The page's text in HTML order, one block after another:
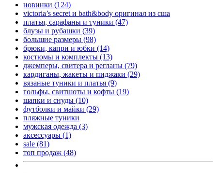
новинки (124)
victoria’s secret и bath&body оригинал из сша
платья, сарафаны и туники (47)
блузы и рубашки (39)
большие размеры (98)
брюки, капри и юбки (14)
костюмы и комплекты (13)
джемперы, свитера и регланы (79)
кардиганы, жакеты и пиджаки (29)
вязаные туники и платья (9)
гольфы, свитшоты и кофты (19)
шапки и снуды (10)
футболки и майки (29)
пляжные туники
мужская одежда (3)
аксессуары (1)
sale (81)
топ продаж (48)